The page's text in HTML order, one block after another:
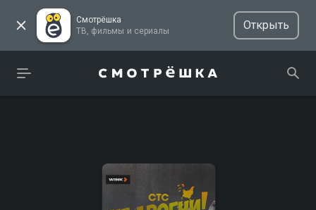
Смотрёшка
ТВ, фильмы и сериалы
Открыть